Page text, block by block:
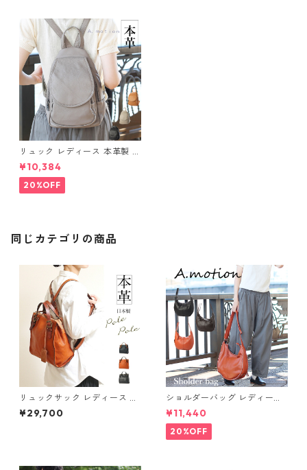
リュック レディース 本革製 バ
ッグ 軽い コンパクト 小さめ
通勤リュック ママリュック マ
マバッグ おしゃれ かわいい 3
0代 40代 50代 662200
¥10,384
20%OFF
同じカテゴリの商品
リュックサック レディース シ
ョルダーバッグ 日本製 姫路レ
ザー 本革 軽い ２ＷＡＹ ママ
¥29,700
ショルダーバッグ レディース
本革製 大容量 軽い 半月型 斜
め掛け 肩掛け ママバッグ マザ
ーズバッグ おしゃれ かわいい
30代 40代 50代 640181
¥11,440
20%OFF